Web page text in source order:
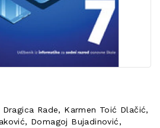
Rade, Karmen Toić Dlačić,
Domagoj Bujadinović,